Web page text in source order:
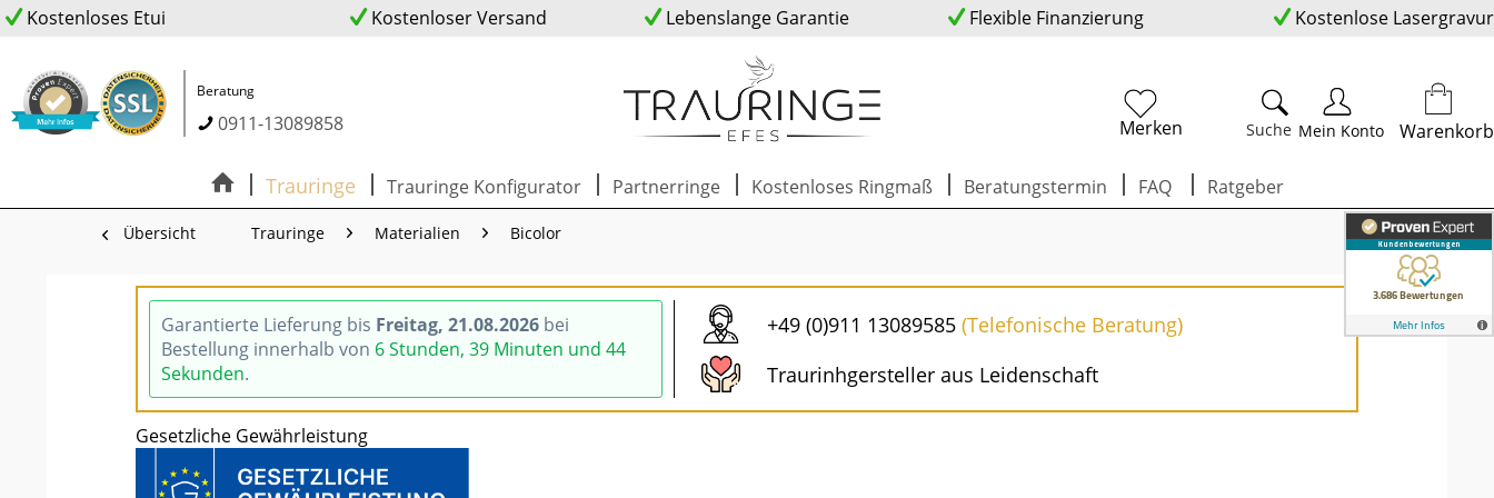
Kostenloses Etui Kostenloser Versand Lebenslange Garantie Flexible Finanzierung Kostenlose Lasergravur
Beratung
0911-13089858 Suche
Merken Mein Konto Warenkorb
Trauringe Trauringe Konfigurator Partnerringe Kostenloses Ringmaß Beratungstermin FAQ Ratgeber
Übersicht Trauringe Materialien Bicolor
Garantierte Lieferung bis Freitag, 21.08.2026 bei
Bestellung innerhalb von 6 Stunden, 39 Minuten und 43
Sekunden.
+49 (0)911 13089585(Telefonische Beratung)
Traurinhgersteller aus Leidenschaft
Gesetzliche Gewährleistung